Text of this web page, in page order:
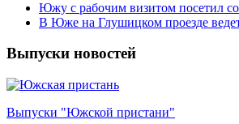
Южу с рабочим визитом посетил
В Юже на Глушицком проезде
Выпуски новостей
Выпуски "Южской пристани"